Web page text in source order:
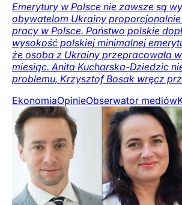
Emerytury w Polsce nie zawsze są
obywatelom Ukrainy
pracy w Polsce. Państwo polskie
wysokość polskiej minimalnej
że osoba z Ukrainy przepracowała
miesiąc. Anita Kucharska-Dziedzic
problemu, Krzysztof Bosak wręcz
EkonomiaOpinieObserwator mediów